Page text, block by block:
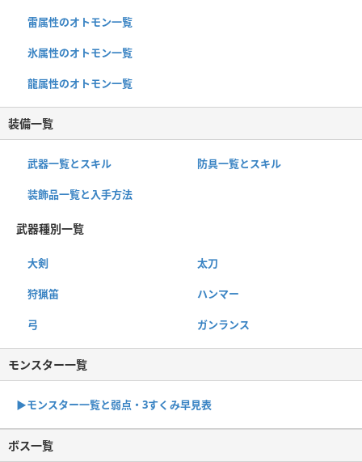
雷属性のオトモン一覧
氷属性のオトモン一覧
龍属性のオトモン一覧
装備一覧
武器一覧とスキル 防具一覧とスキル
装飾品一覧と入手方法
武器種別一覧
大剣 太刀
狩猟笛 ハンマー
弓 ガンランス
モンスター一覧
▶︎モンスター一覧と弱点・3すくみ早見表
ボス一覧